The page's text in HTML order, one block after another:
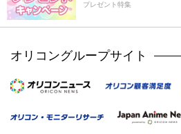
プレゼント特集
オリコングループサイト